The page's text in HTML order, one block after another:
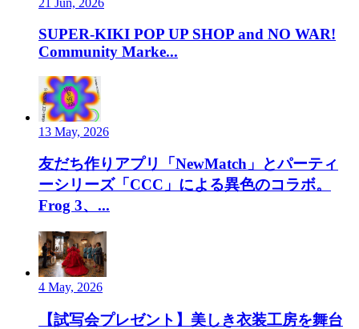
21 Jun, 2026
SUPER-KIKI POP UP SHOP and NO WAR!
Community Marke...
13 May, 2026
友だち作りアプリ「NewMatch」とパーティ
ーシリーズ「CCC」による異色のコラボ。
Frog 3、...
4 May, 2026
【試写会プレゼント】美しき衣装工房を舞台